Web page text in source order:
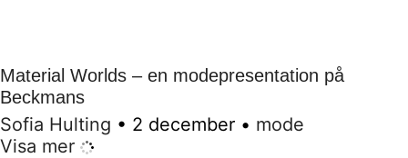
Material Worlds – en modepresentation på
Beckmans
Sofia Hulting • 2 december • mode
Visa mer